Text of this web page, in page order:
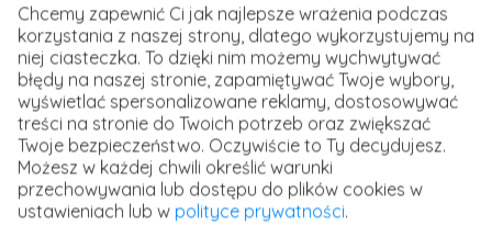
roztworu.
Termochemia : Mając dane: entalpia tworzenia CO₂(g)
wynosi -393,5 kJ/mol, a entalpia tworzenia H₂O(l)
wynosi -285,8 kJ/mol, oblicz całkowitą zmianę entalpii
dla reakcji spalania jednego mola etanu (C₂H₆) w tlenie,
wiedząc, że produkty to CO₂(g) i H₂O(l). Równanie
reakcji: 2C₂H₆ + 7O₂ → 4CO₂ + 6H₂O.
Te zadania pokazują, jak ważna w chemii jest nie tylko
Chcemy zapewnić Ci jak najlepsze wrażenia podczas
korzystania z naszej strony, dlatego wykorzystujemy na
niej ciasteczka. To dzięki nim możemy wychwytywać
błędy na naszej stronie, zapamiętywać Twoje wybory,
wyświetlać spersonalizowane reklamy, dostosowywać
treści na stronie do Twoich potrzeb oraz zwiększać
Twoje bezpieczeństwo. Oczywiście to Ty decydujesz.
Możesz w każdej chwili określić warunki
przechowywania lub dostępu do plików cookies w
ustawieniach lub w polityce prywatności.